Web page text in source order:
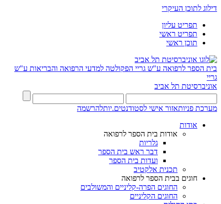
דילוג לתוכן העיקרי
תפריט עליון
תפריט ראשי
תוכן ראשי
בית הספר לרפואה ע"ש גריי הפקולטה למדעי הרפואה והבריאות ע"ש
גריי
אוניברסיטת תל אביב
מערכת פניותאזור אישי לסטודנטים.יותלהרשמה
אודות
אודות בית הספר לרפואה
גלריות
דבר ראש בית הספר
ועדות בית הספר
תכנית אלקטיב
חוגים בבית הספר לרפואה
החוגים הפרה-קליניים והמשולבים
החוגים הקליניים